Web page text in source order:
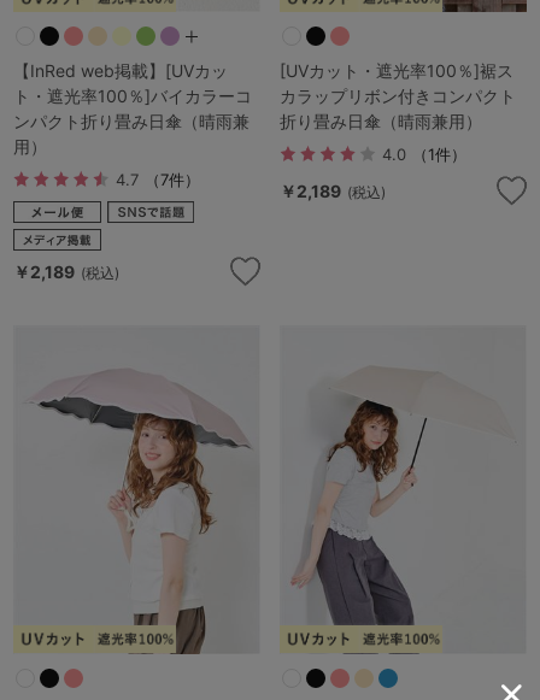
【InRed web掲載】[UVカッ
ト・遮光率100％]バイカラーコ
ンパクト折り畳み日傘（晴雨兼
用）
4.7 （7件）
￥2,189 (税込)
[UVカット・遮光率100％]裾ス
カラップリボン付きコンパクト
折り畳み日傘（晴雨兼用）
4.0 （1件）
￥2,189 (税込)